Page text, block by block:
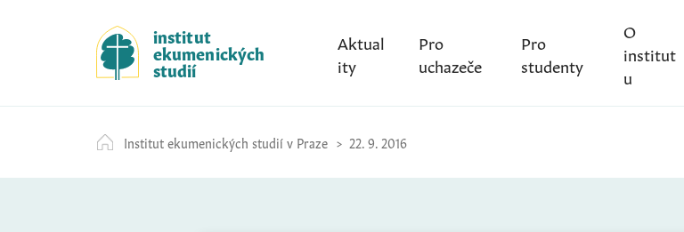
k
i
p
t
c
o
institut
ekumenických
studií
Aktual
ity
Pro
uchazeče
Pro
studenty
O
institut
u
Institut ekumenických studií v Praze 22. 9. 2016